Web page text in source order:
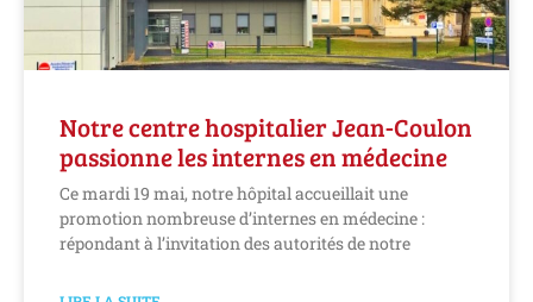
Notre centre hospitalier Jean-Coulon
passionne les internes en médecine
Ce mardi 19 mai, notre hôpital accueillait une
promotion nombreuse d’internes en médecine :
répondant à l’invitation des autorités de notre